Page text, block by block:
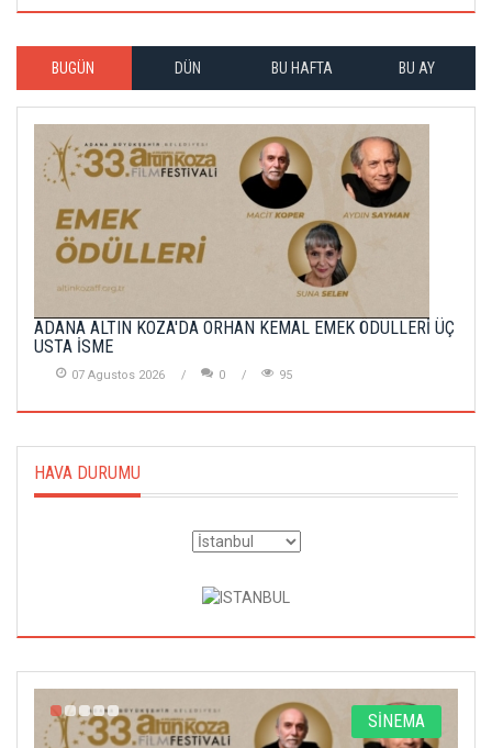
BUGÜN DÜN BU HAFTA BU AY
ADANA ALTIN KOZA'DA ORHAN KEMAL EMEK ÖDÜLLERİ ÜÇ
USTA İSME
07 Agustos 2026 0 95
HAVA DURUMU
SİNEMA